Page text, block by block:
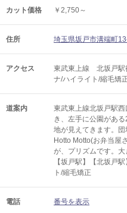
カット価格 ￥2,750～
住所 埼玉県坂戸市溝端町
アクセス
東武東上線 北坂戸駅
ナ/ハイライト/縮毛矯
道案内
東武東上線北坂戸駅
き、左手に公園があ
地が見えてきます。
Hotto Motto(お弁当屋
が、プリズムです。大
【坂戸駅】【北坂戸
ト/縮毛矯正
電話 番号を表示